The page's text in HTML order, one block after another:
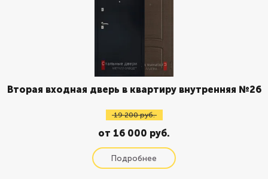
Вторая входная дверь в квартиру внутренняя №26
19 200 руб.
от 16 000 руб.